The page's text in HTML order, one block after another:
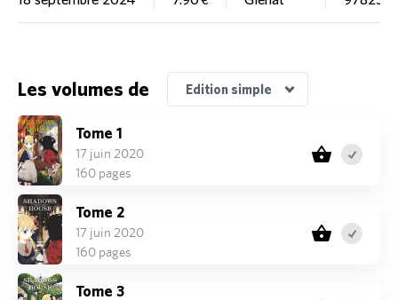
Les volumes de Edition simple
Tome 1
17 juin 2020
160 pages
Tome 2
17 juin 2020
160 pages
Tome 3